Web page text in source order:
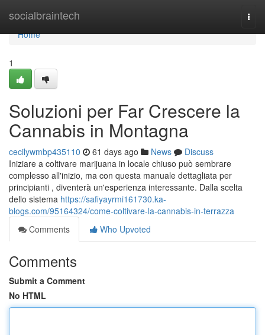
socialbraintech
Home
Home
1
Soluzioni per Far Crescere la
Cannabis in Montagna
cecilywmbp435110 61 days ago News
Discuss
Iniziare a coltivare marijuana in locale chiuso può sembrare
complesso all'inizio, ma con questa manuale dettagliata per
principianti , diventerà un'esperienza interessante. Dalla scelta
dello sistema https://safiyayrmi161730.ka-
blogs.com/95164324/come-coltivare-la-cannabis-in-terrazza
Comments
Who Upvoted
Comments
Submit a Comment
No HTML